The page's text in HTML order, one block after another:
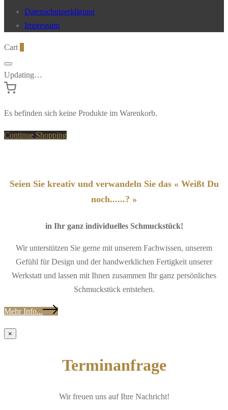
Datenschutzerklärung
Impressum
Cart
Updating…
Es befinden sich keine Produkte im Warenkorb.
Continue Shopping
Seien Sie kreativ und verwandeln Sie das « Weißt Du
noch......? »
in Ihr ganz individuelles Schmuckstück!
Wir unterstützen Sie gerne mit unserem Fachwissen, unserem
Gefühl für Design und der handwerklichen Fertigkeit unserer
Werkstatt und lassen mit Ihnen zusammen Ihr ganz persönliches
Schmuckstück entstehen.
Mehr Info...
×
Terminanfrage
Wir freuen uns auf Ihre Nachricht!